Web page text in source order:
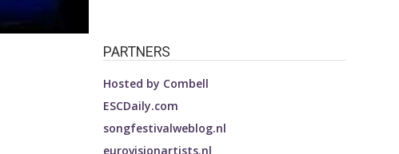
PARTNERS
Hosted by Combell
ESCDaily.com
songfestivalweblog.nl
eurovisionartists.nl